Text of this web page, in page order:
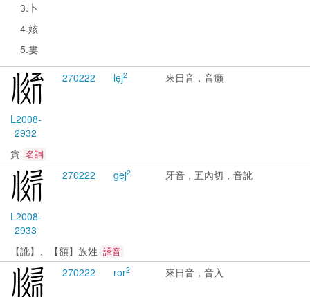
3.卜
4.姟
5.婁
L2008-
2932
270222 lẹj2 來日音，音癩
貪 名詞
L2008-
2933
270222 ge̱j2 牙音，五內切，音訛
【訛】、【額】族姓 譯音
270222 rər2 來日音，音入